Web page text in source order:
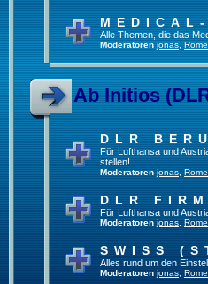
MEDICAL-
Alle Themen, die das
Moderatoren jonas
Ab Initios
DLR
Für Lufthansa und
stellen!
Moderatoren jonas
DLR
Für Lufthansa und
Moderatoren jonas
SWISS
Alles rund um den
Moderatoren jonas